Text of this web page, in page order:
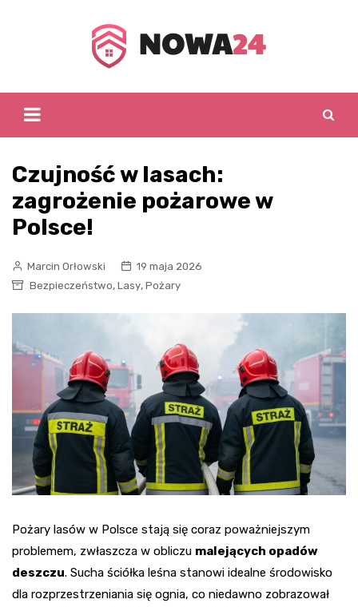
Czujność w lasach:
zagrożenie pożarowe w
Polsce!
Marcin Orłowski
19 maja 2026
Bezpieczeństwo, Lasy, Pożary
Pożary lasów w Polsce stają się coraz poważniejszym
problemem, zwłaszcza w obliczu malejących opadów
deszczu. Sucha ściółka leśna stanowi idealne środowisko
dla rozprzestrzeniania się ognia, co niedawno zobrazował